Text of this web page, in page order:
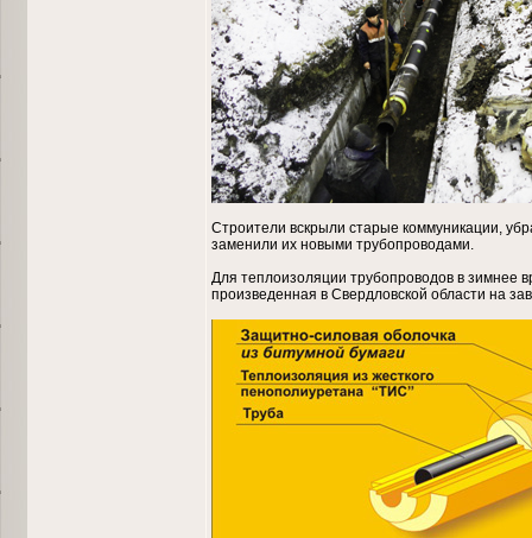
Строители вскрыли старые коммуникации,
заменили их новыми трубопроводами.
Для теплоизоляции трубопроводов в зимнее
произведенная в Свердловской области на